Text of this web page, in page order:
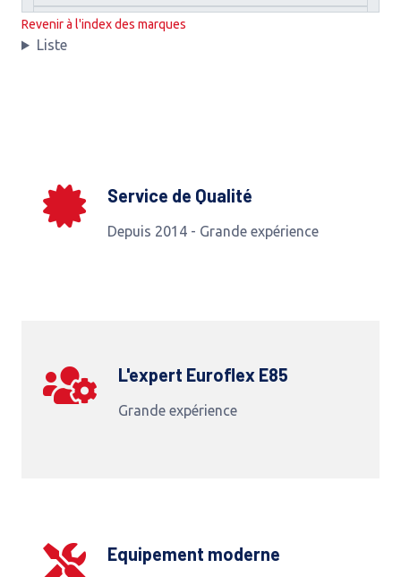
Revenir à l'index des marques
Liste
Service de Qualité
Depuis 2014 - Grande expérience
L'expert Euroflex E85
Grande expérience
Equipement moderne